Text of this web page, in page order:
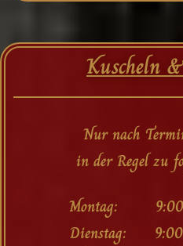
Kuscheln
Nur nach
in der Regel zu
Montag: 9:00
Dienstag: 9:00